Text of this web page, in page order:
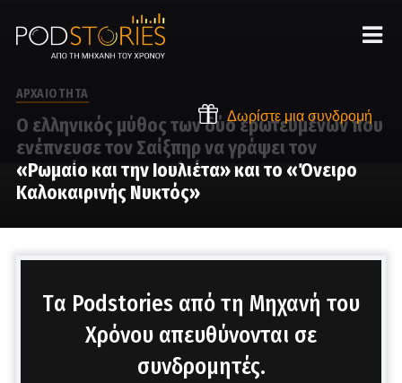
Δωρίστε μια συνδρομή
ΑΡΧΑΙΟΤΗΤΑ
Ο ελληνικός μύθος των δύο ερωτευμένων που
ενέπνευσε τον Σαίξπηρ να γράψει τον
«Ρωμαίο και την Ιουλιέτα» και το «Όνειρο
Καλοκαιρινής Νυκτός»
Tα Podstories από τη Μηχανή του
Χρόνου απευθύνονται σε
συνδρομητές.